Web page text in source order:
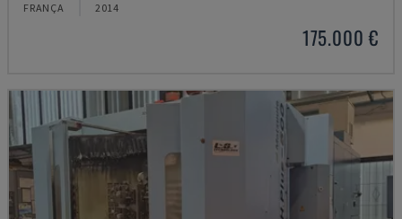
FRANÇA 2014
175.000 €